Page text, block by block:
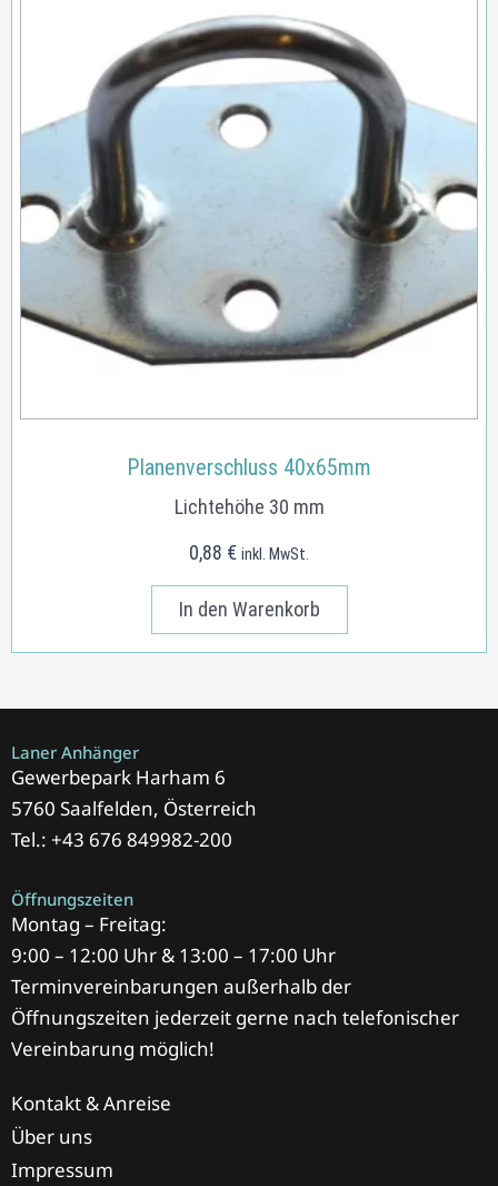
Planenverschluss 40x65mm
Lichtehöhe 30 mm
0,88 € inkl. MwSt.
In den Warenkorb
Laner Anhänger
Gewerbepark Harham 6
5760 Saalfelden, Österreich
Tel.: +43 676 849982-200
Öffnungszeiten
Montag – Freitag:
9:00 – 12:00 Uhr & 13:00 – 17:00 Uhr
Terminvereinbarungen außerhalb der
Öffnungszeiten jederzeit gerne nach telefonischer
Vereinbarung möglich!
Kontakt & Anreise
Über uns
Impressum